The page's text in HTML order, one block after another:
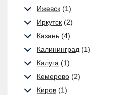
Ижевск (1)
Иркутск (2)
Казань (4)
Калининград (1)
Калуга (1)
Кемерово (2)
Киров (1)